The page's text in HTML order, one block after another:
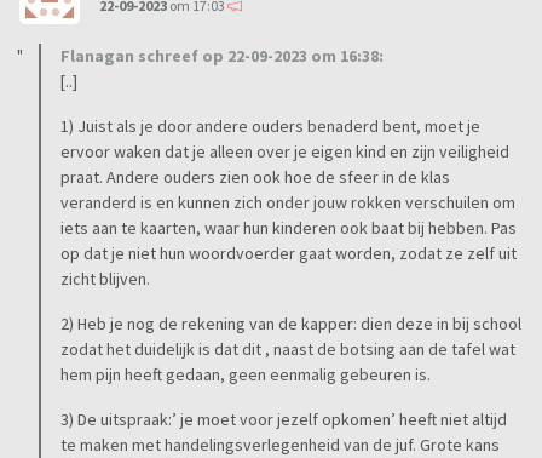
22-09-2023 om 17:03
Flanagan schreef op 22-09-2023 om 16:38:
[..]
1) Juist als je door andere ouders benaderd bent, moet je
ervoor waken dat je alleen over je eigen kind en zijn veiligheid
praat. Andere ouders zien ook hoe de sfeer in de klas
veranderd is en kunnen zich onder jouw rokken verschuilen om
iets aan te kaarten, waar hun kinderen ook baat bij hebben. Pas
op dat je niet hun woordvoerder gaat worden, zodat ze zelf uit
zicht blijven.
2) Heb je nog de rekening van de kapper: dien deze in bij school
zodat het duidelijk is dat dit , naast de botsing aan de tafel wat
hem pijn heeft gedaan, geen eenmalig gebeuren is.
3) De uitspraak:’ je moet voor jezelf opkomen’ heeft niet altijd
te maken met handelingsverlegenheid van de juf. Grote kans